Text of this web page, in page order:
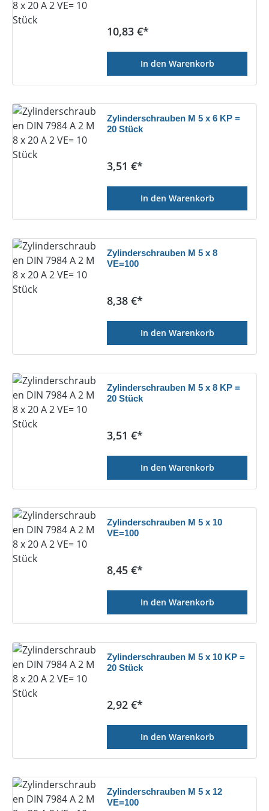
Regulärer Preis:
10,83 €*
In den Warenkorb
Zylinderschrauben M 5 x 6 KP =
20 Stück
Regulärer Preis:
3,51 €*
In den Warenkorb
Zylinderschrauben M 5 x 8
VE=100
Regulärer Preis:
8,38 €*
In den Warenkorb
Zylinderschrauben M 5 x 8 KP =
20 Stück
Regulärer Preis:
3,51 €*
In den Warenkorb
Zylinderschrauben M 5 x 10
VE=100
Regulärer Preis:
8,45 €*
In den Warenkorb
Zylinderschrauben M 5 x 10 KP =
20 Stück
Regulärer Preis:
2,92 €*
In den Warenkorb
Zylinderschrauben M 5 x 12
VE=100